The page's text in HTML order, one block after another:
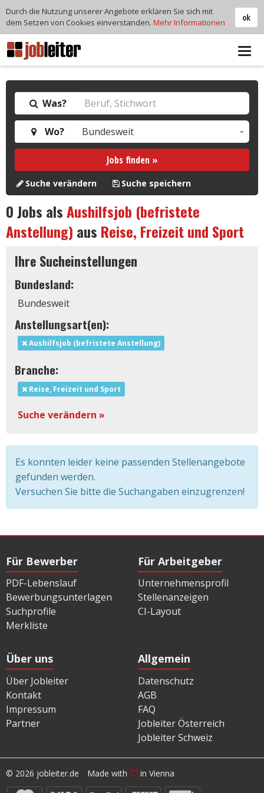
Was?
Wo?
Jobs finden »
Suche verändern Suche speichern
0Jobs alsAushilfsjob (befristete
Anstellung) aus Reise, Freizeit und Sport
Ihre Sucheinstellungen
Bundesland:
Bundesweit
Anstellungsart(en):
Aushilfsjob (befristete Anstellung)
Branche:
Reise, Freizeit und Sport
Suche verändern »
Es konnten leider keine passenden Stellenangebote
gefunden werden.
Versuchen Sie bitte die Suchangaben einzugrenzen!
Für Bewerber
PDF-Lebenslauf
Bewerbungsunterlagen
Suchprofile
Merkliste
Für Arbeitgeber
Unternehmensprofil
Stellenanzeigen
CI-Layout
Über uns
Über Jobleiter
Kontakt
Impressum
Partner
Allgemein
Datenschutz
AGB
FAQ
Jobleiter Österreich
Jobleiter Schweiz
© 2026 jobleiter.de Made with in Vienna
ok
Durch die Nutzung unserer Angebote erklären Sie sich mit
dem Setzen von Cookies einverstanden. Mehr Informationen